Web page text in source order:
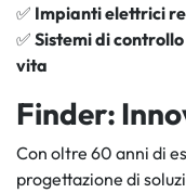
✅ Impianti elettrici
✅ Sistemi di
vita
Finder:
Con oltre 60 anni di
progettazione di